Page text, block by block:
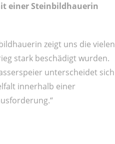
einer Steinbildhauerin
zeigt uns die vielen
stark beschädigt wurden.
unterscheidet sich
innerhalb einer